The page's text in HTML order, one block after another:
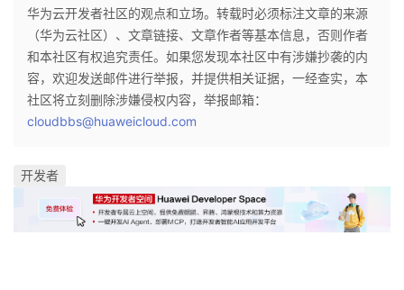
注
验
收
藏
议
华为云开发者社区的观点和立场。转载时必须标注文章的来源
（华为云社区）、文章链接、文章作者等基本信息，否则作者
和本社区有权追究责任。如果您发现本社区中有涉嫌抄袭的内
容，欢迎发送邮件进行举报，并提供相关证据，一经查实，本
社区将立刻删除涉嫌侵权内容，举报邮箱：
cloudbbs@huaweicloud.com
开发者